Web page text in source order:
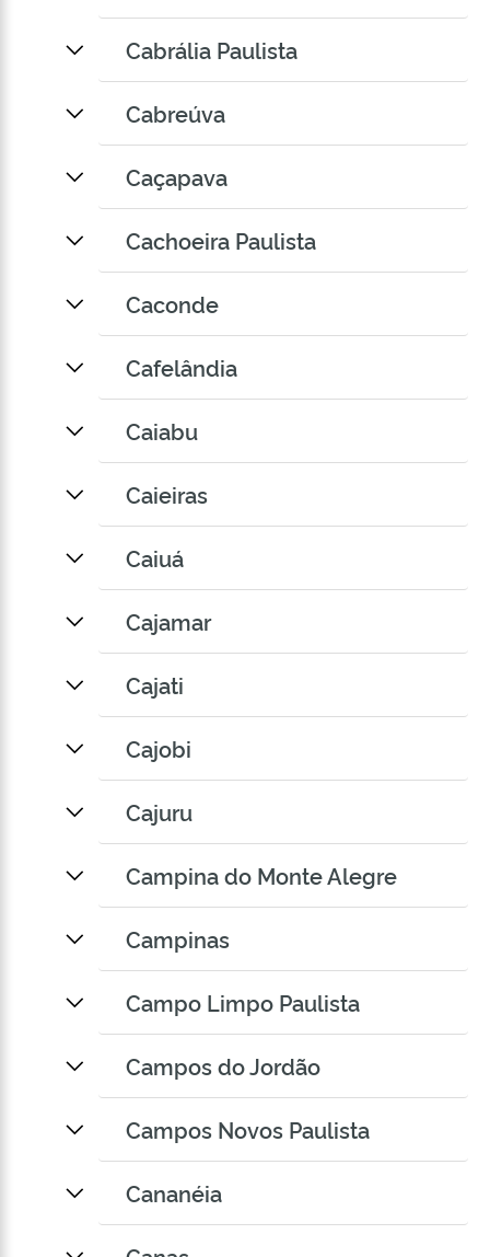
Cabrália Paulista
Cabreúva
Caçapava
Cachoeira Paulista
Caconde
Cafelândia
Caiabu
Caieiras
Caiuá
Cajamar
Cajati
Cajobi
Cajuru
Campina do Monte Alegre
Campinas
Campo Limpo Paulista
Campos do Jordão
Campos Novos Paulista
Cananéia